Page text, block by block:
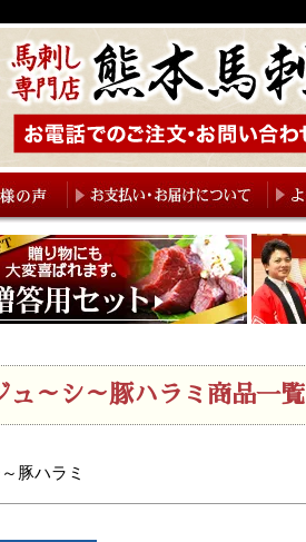
ュ～シ～豚ハラミ商品一覧
豚ハラミ
ワード
〜